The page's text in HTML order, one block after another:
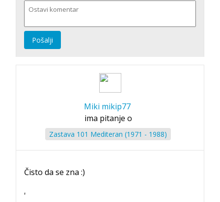
Pošalji
Miki mikip77
ima pitanje o
Zastava 101 Mediteran (1971 - 1988)
Čisto da se zna :)
'